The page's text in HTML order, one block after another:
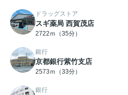
ドラッグストア
スギ薬局 西賀茂店
2722ｍ（35分）
銀行
京都銀行紫竹支店
2573ｍ（33分）
銀行